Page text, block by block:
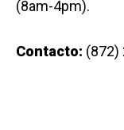
(8am-4pm).
Contacto: (872)